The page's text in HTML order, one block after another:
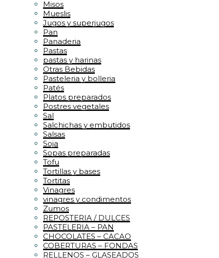
Misos
Mueslis
Jugos y superjugos
Pan
Panaderia
Pastas
pastas y harinas
Otras Bebidas
Pasteleria y bolleria
Patés
Platos preparados
Postres vegetales
Sal
Salchichas y embutidos
Salsas
Soja
Sopas preparadas
Tofu
Tortillas y bases
Tortitas
Vinagres
vinagres y condimentos
Zumos
REPOSTERIA / DULCES
PASTELERIA – PAN
CHOCOLATES – CACAO
COBERTURAS – FONDAS
RELLENOS – GLASEADOS